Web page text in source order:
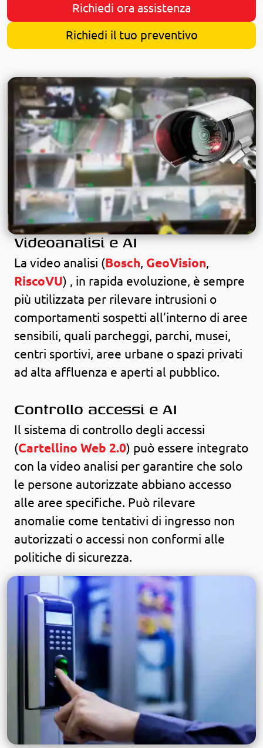
Richiedi ora assistenza
Richiedi il tuo preventivo
Videoanalisi e AI
La video analisi (Bosch, GeoVision,
RiscoVU) , in rapida evoluzione, è sempre
più utilizzata per rilevare intrusioni o
comportamenti sospetti all’interno di aree
sensibili, quali parcheggi, parchi, musei,
centri sportivi, aree urbane o spazi privati
ad alta affluenza e aperti al pubblico.
Controllo accessi e AI
Il sistema di controllo degli accessi
(Cartellino Web 2.0) può essere integrato
con la video analisi per garantire che solo
le persone autorizzate abbiano accesso
alle aree specifiche. Può rilevare
anomalie come tentativi di ingresso non
autorizzati o accessi non conformi alle
politiche di sicurezza.